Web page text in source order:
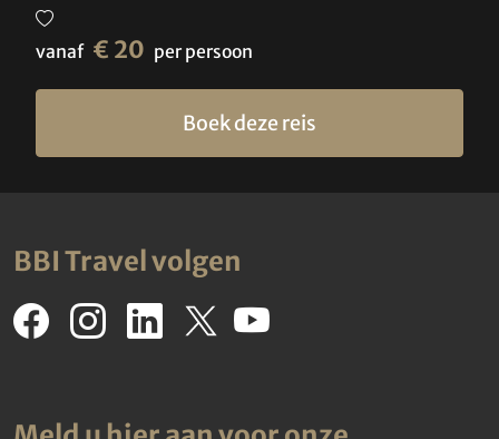
vanaf € 20 per persoon
Boek deze reis
BBI Travel volgen